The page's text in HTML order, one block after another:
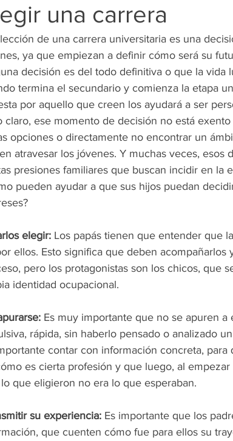
una carrera
de una carrera universitaria es una
ya que empiezan a definir cómo será su
decisión es del todo definitiva o que la vida
termina el secundario y comienza la etapa
por aquello que creen los ayudará a ser
claro, ese momento de decisión no está
opciones o directamente no encontrar un
atravesar los jóvenes. Y muchas veces, esos
presiones familiares que buscan incidir en la
pueden ayudar a que sus hijos puedan
elegir: Los papás tienen que entender que
ellos. Esto significa que deben acompañarlos
pero los protagonistas son los chicos, que
identidad ocupacional.
Es muy importante que no se apuren
rápida, sin haberlo pensado o analizado
contar con información concreta, para
es cierta profesión y que luego, al
que eligieron no era lo que esperaban.
su experiencia: Es importante que los
que cuenten cómo fue para ellos su